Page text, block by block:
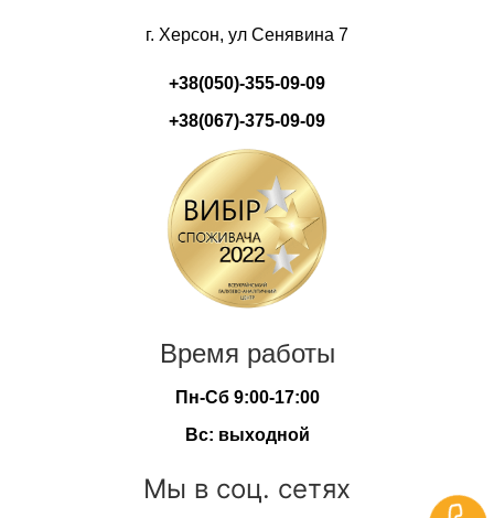
г. Херсон, ул Сенявина 7
+38(050)-355-09-09
+38(067)-375-09-09
Время работы
Пн-Сб 9:00-17:00
Вс: выходной
Мы в соц. сетях